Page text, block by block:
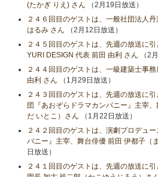
(たかぎ りえ) さん （2月19日放送）
２４６回目のゲストは、一般社団法人
はるみ さん （2月12日放送）
２４５回目のゲストは、先週の放送に
YURI DESIGN 代表 前田 由利 さん （2
２４４回目のゲストは、一級建築士事
由利 さん （1月29日放送）
２４３回目のゲストは、先週の放送に
団『あおぞらドラマカンパニー』主宰
だ いとこ）さん （1月22日放送）
２４２回目のゲストは、演劇プロデュ
パニー』主宰、舞台俳優 前田 伊都子（
日放送）
２４１回目のゲストは、先週の放送に